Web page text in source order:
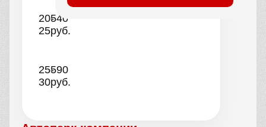
20-
25
540
руб.
25-
30
590
руб.